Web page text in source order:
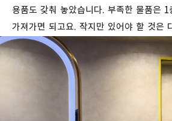
용품도 갖춰 놓았습니다. 부족한 물품은
가져가면 되고요. 작지만 있어야 할 것은